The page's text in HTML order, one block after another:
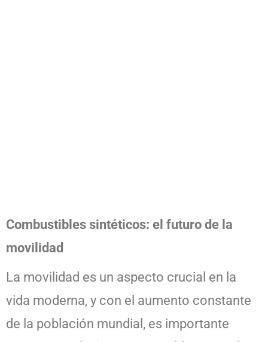
Combustibles sintéticos: el futuro de la
movilidad
La movilidad es un aspecto crucial en la
vida moderna, y con el aumento constante
de la población mundial, es importante